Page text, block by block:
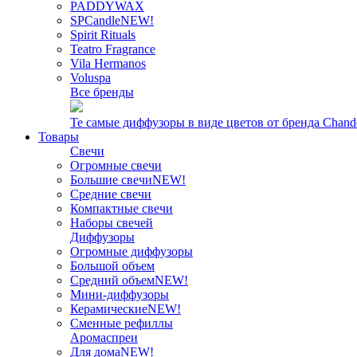
PADDYWAX
SPCandleNEW!
Spirit Rituals
Teatro Fragrance
Vila Hermanos
Voluspa
Все бренды
Те самые диффузоры в виде цветов от бренда
Товары
Свечи
Огромные свечи
Большие свечиNEW!
Средние свечи
Компактные свечи
Наборы свечей
Диффузоры
Огромные диффузоры
Большой объем
Средний объемNEW!
Мини-диффузоры
КерамическиеNEW!
Сменные рефиллы
Аромаспреи
Для домаNEW!